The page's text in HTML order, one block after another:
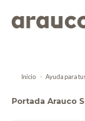
Inicio Ayuda para
Portada Arauco